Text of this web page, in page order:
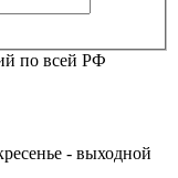
по всей РФ
- выходной